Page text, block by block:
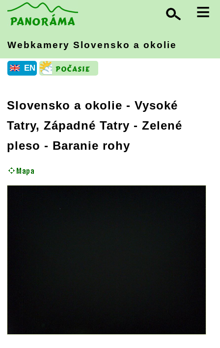
≡
Webkamery Slovensko a okolie
EN
Slovensko a okolie - Vysoké
Tatry, Západné Tatry - Zelené
pleso - Baranie rohy